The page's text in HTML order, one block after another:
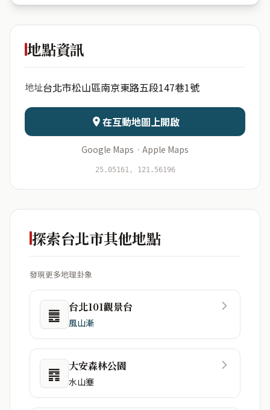
電通國華
日期 出生時辰
資料僅用於即時分析，不會儲存於伺服器
地點資訊
地址台北市松山區南京東路五段147巷1號
在互動地圖上開啟
Google Maps · Apple Maps
25.05161, 121.56196
探索台北市其他地點
發現更多地理卦象
䷌ 台北101觀景台
風山漸
䷴ 大安森林公園
水山蹇